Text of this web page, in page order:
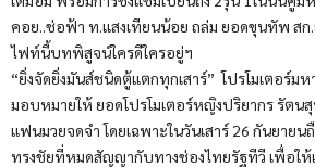
คอย..ช่อฟ้า ท.แสงเทียนน้อย ถล่ม ยอดขุนทัพ สก
ไฟท์นี้บทพิสูจน์ใครดีใครอยู่ฯ
“ยิ่งจัดยิ่งมันส์ชนิดตู้แตกทุกเสาร์” โปรโมเตอร์
มอบหมายให้ ยอดโปรโมเตอร์หญิงปริยากร รัตน
แฟนมวยจดจำ โดยเฉพาะในวันเสาร์ 26 กันยาย
ทรงชัยที่หมดสัญญากับทางช่องไทยรัฐทีวี เพื่อให้